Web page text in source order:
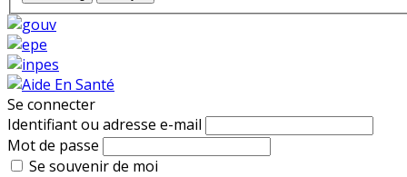
Se connecter
Identifiant ou adresse e-mail
Mot de passe
Se souvenir de moi